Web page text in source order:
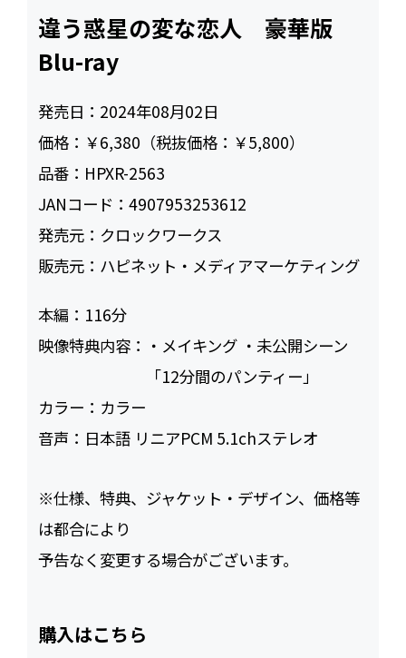
違う惑星の変な恋人 豪華版
Blu-ray
発売日： 2024年08月02日
価格： ￥6,380（税抜価格：￥5,800）
品番： HPXR-2563
JANコード：4907953253612
発売元： クロックワークス
販売元： ハピネット・メディアマーケティング
本編： 116
映像特典内容： ・メイキング ・未公開シーン
「12分間のパンティー」
カラー： カラー
音声： 日本語 リニアPCM 5.1chステレオ
※仕様、特典、ジャケット・デザイン、価格等
は都合により
予告なく変更する場合がございます。
購入はこちら